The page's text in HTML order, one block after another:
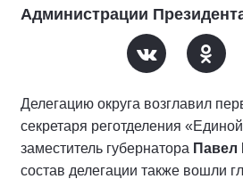
Администрации
Делегацию округа возглавил
секретаря реготделения
заместитель губернатора Павел
состав делегации также вошли